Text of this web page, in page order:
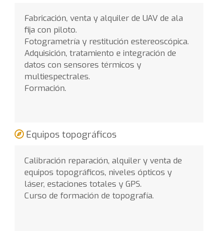
Fabricación, venta y alquiler de UAV de ala
fija con piloto.
Fotogrametría y restitución estereoscópica.
Adquisición, tratamiento e integración de
datos con sensores térmicos y
multiespectrales.
Formación.
Equipos topográficos
Calibración reparación, alquiler y venta de
equipos topográficos, niveles ópticos y
láser, estaciones totales y GPS.
Curso de formación de topografía.